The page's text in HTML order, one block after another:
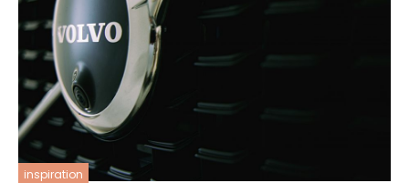
inspiration